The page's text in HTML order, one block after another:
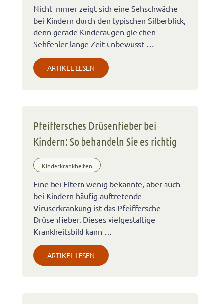
Nicht immer zeigt sich eine Sehschwäche
bei Kindern durch den typischen Silberblick,
denn gerade Kinderaugen gleichen
Sehfehler lange Zeit unbewusst …
ARTIKEL LESEN
Pfeiffersches Drüsenfieber bei
Kindern: So behandeln Sie es richtig
Kinderkrankheiten
Eine bei Eltern wenig bekannte, aber auch
bei Kindern häufig auftretende
Viruserkrankung ist das Pfeiffersche
Drüsenfieber. Dieses vielgestaltige
Krankheitsbild kann …
ARTIKEL LESEN